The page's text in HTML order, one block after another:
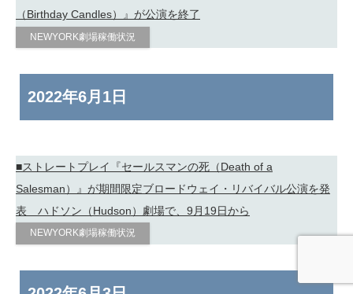
（Birthday Candles）』が公演を終了
NEWYORK劇場稼働状況
2022年6月1日
■ストレートプレイ『セールスマンの死（Death of a
Salesman）』が期間限定ブロードウェイ・リバイバル公演を発
表 ハドソン（Hudson）劇場で、9月19日から
NEWYORK劇場稼働状況